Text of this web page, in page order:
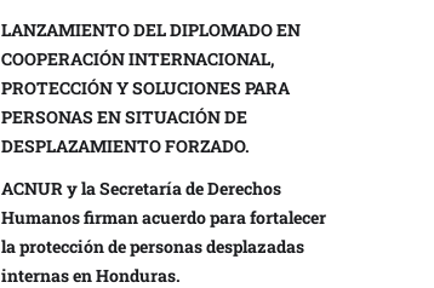
LANZAMIENTO DEL DIPLOMADO EN
COOPERACIÓN INTERNACIONAL,
PROTECCIÓN Y SOLUCIONES PARA
PERSONAS EN SITUACIÓN DE
DESPLAZAMIENTO FORZADO.
ACNUR y la Secretaría de Derechos
Humanos firman acuerdo para fortalecer
la protección de personas desplazadas
internas en Honduras.